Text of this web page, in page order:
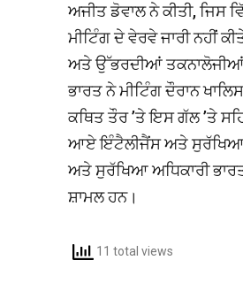
ਅਜੀਤ ਡੋਵਾਲ ਨੇ ਕੀਤੀ, ਜਿਸ
ਮੀਟਿੰਗ ਦੇ ਵੇਰਵੇ ਜਾਰੀ ਨਹੀਂ
ਅਤੇ ਉੱਭਰਦੀਆਂ ਤਕਨਾਲੋਜੀਆਂ
ਭਾਰਤ ਨੇ ਮੀਟਿੰਗ ਦੌਰਾਨ
ਕਥਿਤ ਤੌਰ ’ਤੇ ਇਸ ਗੱਲ ’ਤੇ
ਆਏ ਇੰਟੈਲੀਜੈਂਸ ਅਤੇ ਸੁਰੱਖਿਆ
ਅਤੇ ਸੁਰੱਖਿਆ ਅਧਿਕਾਰੀ
ਸ਼ਾਮਲ ਹਨ।
11 total views